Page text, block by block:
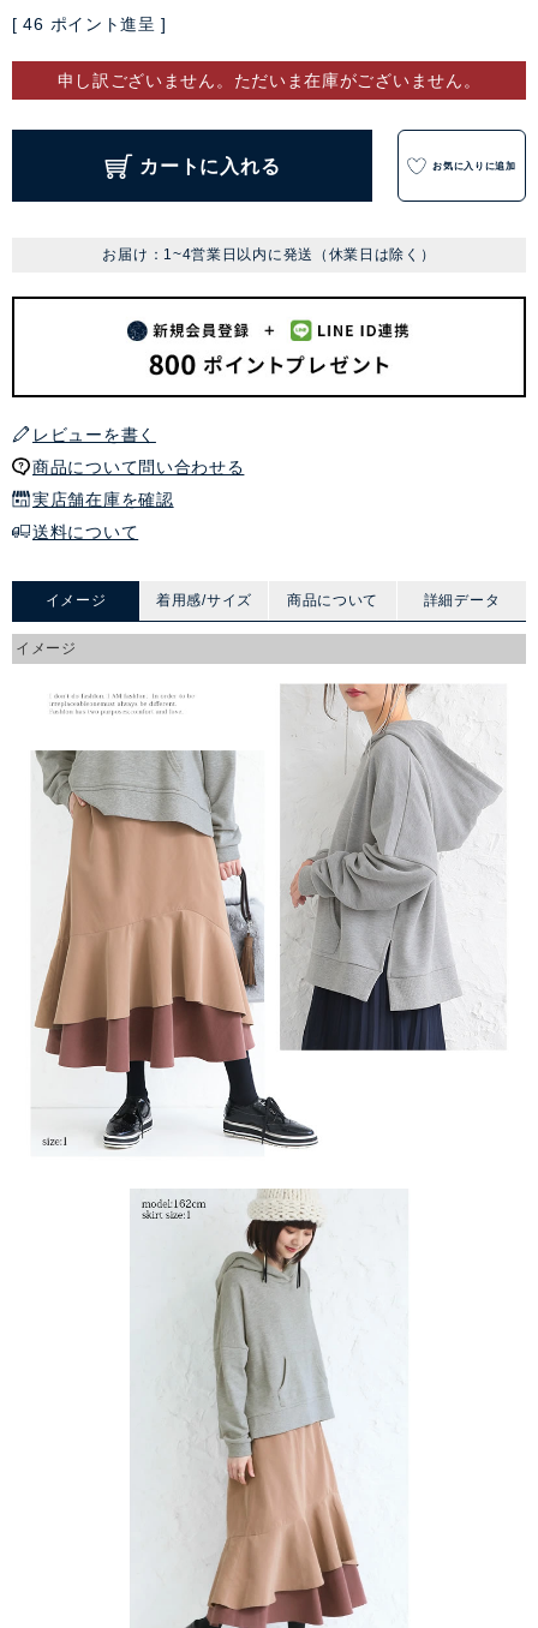
[ 46 ポイント進呈 ]
申し訳ございません。ただいま在庫がございません。
カートに入れる お気に入りに追加
お届け：1~4営業日以内に発送（休業日は除く）
レビューを書く
商品について問い合わせる
実店舗在庫を確認
送料について
イメージ 着用感/サイズ 商品について 詳細データ
イメージ